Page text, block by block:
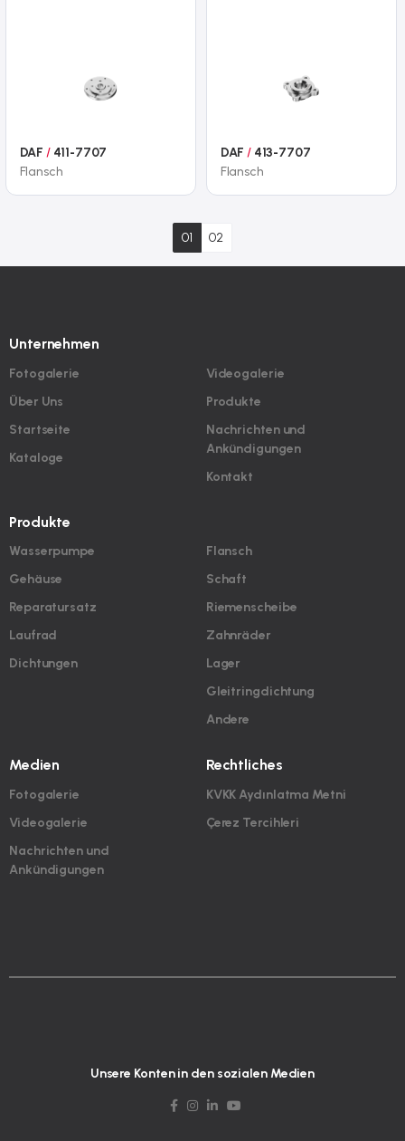
DAF /411-7707
Flansch
DAF/413-7707
Flansch
01 02
Unternehmen
Fotogalerie
Über Uns
Startseite
Kataloge
Videogalerie
Produkte
Nachrichten und
Ankündigungen
Kontakt
Produkte
Wasserpumpe
Gehäuse
Reparatursatz
Laufrad
Dichtungen
Flansch
Schaft
Riemenscheibe
Zahnräder
Lager
Gleitringdichtung
Andere
Medien
Fotogalerie
Videogalerie
Nachrichten und
Ankündigungen
Rechtliches
KVKK Aydınlatma Metni
Çerez Tercihleri
Unsere Konten in den sozialen Medien